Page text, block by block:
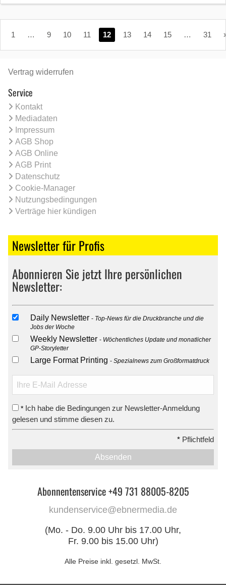
1 … 9 10 11 12 13 14 15 … 31
Vertrag widerrufen
Service
Kontakt
Mediadaten
Impressum
AGB Shop
AGB Online
AGB Print
Datenschutz
Cookie-Manager
Nutzungsbedingungen
Verträge hier kündigen
Newsletter für Profis
Abonnieren Sie jetzt Ihre persönlichen
Newsletter:
Daily Newsletter
Top-News für die Druckbranche und die
Jobs der Woche
Weekly Newsletter
Wöchentliches Update und monatlicher
GP-Storyletter
Large Format Printing Spezialnews zum Großformatdruck
* Ich habe die Bedingungen zur Newsletter-Anmeldung
gelesen und stimme diesen zu.
* Pflichtfeld
Absenden
Abonnentenservice +49 731 88005-8205
kundenservice@ebnermedia.de
(Mo. - Do. 9.00 Uhr bis 17.00 Uhr,
Fr. 9.00 bis 15.00 Uhr)
Alle Preise inkl. gesetzl. MwSt.